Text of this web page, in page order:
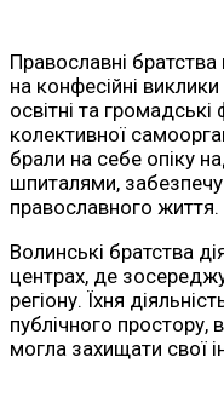
Православні братства
на конфесійні
освітні та
колективної
брали на себе опіку
шпиталями,
православного життя.
Волинські братства
центрах, де
регіону. Їхня
публічного
могла захищати свої